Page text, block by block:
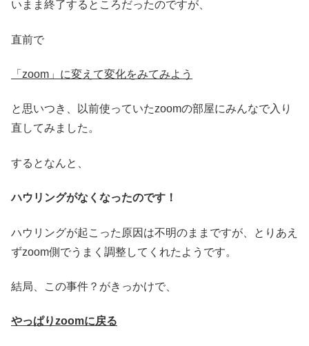
いまま終了するところだったのですが、
直前で
「 zoom 」に変えて変化をみてみよう
と思いつき、以前使っていたzoomの部屋にみんなで入り
直してみました。
するとなんと、
ハウリングがなくなったのです！
ハウリングが起こった原因は不明のままですが、とりあえ
ずzoom側でうまく調整してくれたようです。
結局、この事件？がきっかけで、
やっぱりzoomに戻る